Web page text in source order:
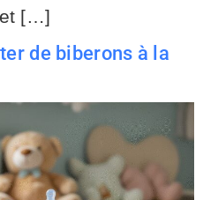
et […]
de biberons à la